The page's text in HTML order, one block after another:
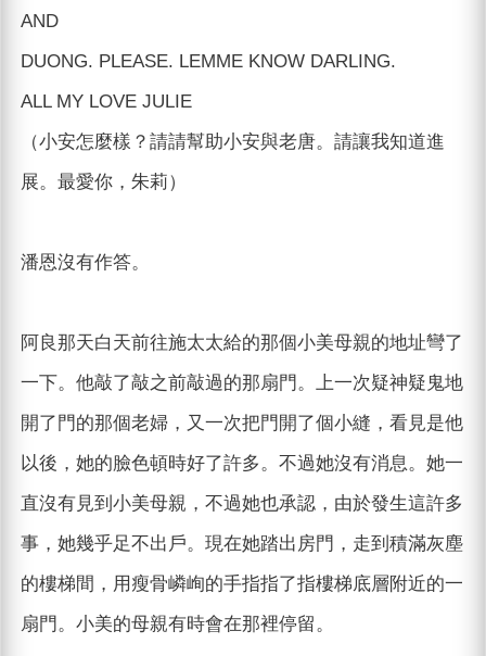
AND
DUONG. PLEASE. LEMME KNOW DARLING.
ALL MY LOVE JULIE
（小安怎麼樣？請請幫助小安與老唐。請讓我知道進
展。最愛你，朱莉）
潘恩沒有作答。
阿良那天白天前往施太太給的那個小美母親的地址彎了
一下。他敲了敲之前敲過的那扇門。上一次疑神疑鬼地
開了門的那個老婦，又一次把門開了個小縫，看見是他
以後，她的臉色頓時好了許多。不過她沒有消息。她一
直沒有見到小美母親，不過她也承認，由於發生這許多
事，她幾乎足不出戶。現在她踏出房門，走到積滿灰塵
的樓梯間，用瘦骨嶙峋的手指指了指樓梯底層附近的一
扇門。小美的母親有時會在那裡停留。